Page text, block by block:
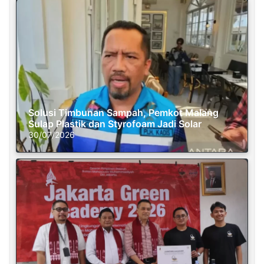
Solusi Timbunan Sampah, Pemkot Malang
Sulap Plastik dan Styrofoam Jadi Solar
30/07/2026